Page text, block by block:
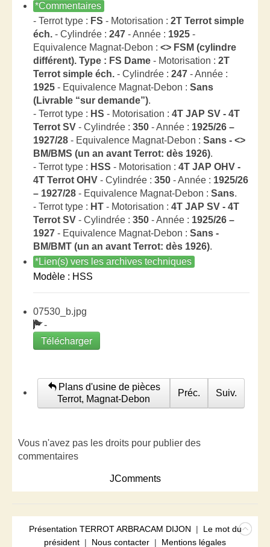
*Commentaires
- Terrot type : FS - Motorisation : 2T Terrot simple
éch. - Cylindrée : 247 - Année : 1925 -
Equivalence Magnat-Debon : <> FSM (cylindre
différent). Type : FS Dame - Motorisation : 2T
Terrot simple éch. - Cylindrée : 247 - Année :
1925 - Equivalence Magnat-Debon : Sans
(Livrable “sur demande”).
- Terrot type : HS - Motorisation : 4T JAP SV - 4T
Terrot SV - Cylindrée : 350 - Année : 1925/26 –
1927/28 - Equivalence Magnat-Debon : Sans - <>
BM/BMS (un an avant Terrot: dès 1926).
- Terrot type : HSS - Motorisation : 4T JAP OHV -
4T Terrot OHV - Cylindrée : 350 - Année : 1925/26
– 1927/28 - Equivalence Magnat-Debon : Sans.
- Terrot type : HT - Motorisation : 4T JAP SV - 4T
Terrot SV - Cylindrée : 350 - Année : 1925/26 –
1927 - Equivalence Magnat-Debon : Sans -
BM/BMT (un an avant Terrot: dès 1926).
*Lien(s) vers les archives techniques
Modèle : HSS
07530_b.jpg
-
Télécharger
Plans d'usine de pièces
Terrot, Magnat-Debon
Préc. Suiv.
Vous n'avez pas les droits pour publier des
commentaires
JComments
Présentation TERROT ARBRACAM DIJON | Le mot du
président | Nous contacter | Mentions légales